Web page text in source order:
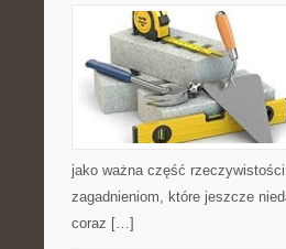
jako ważna część
zagadnieniom, które jeszcze
coraz […]